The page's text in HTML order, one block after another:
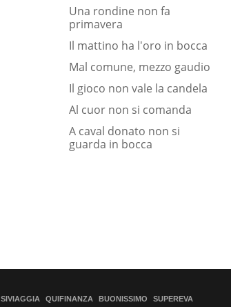
Una rondine non fa
primavera
Il mattino ha l'oro in bocca
Mal comune, mezzo gaudio
Il gioco non vale la candela
Al cuor non si comanda
A caval donato non si
guarda in bocca
SIVIAGGIA QUIFINANZA BUONISSIMO SUPEREVA